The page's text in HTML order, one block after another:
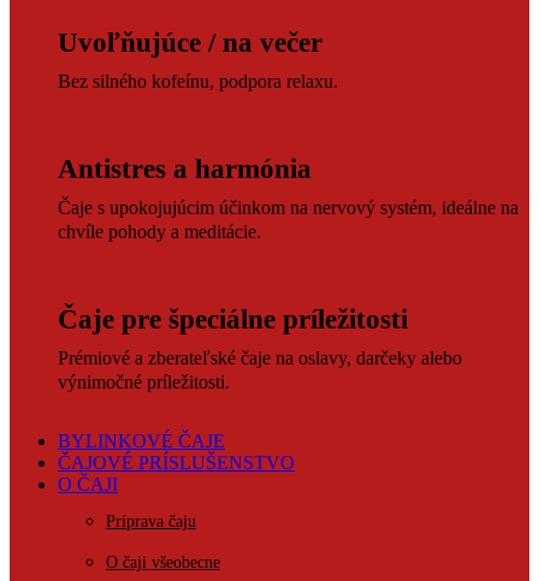
Uvoľňujúce / na večer
Bez silného kofeínu, podpora relaxu.
Antistres a harmónia
Čaje s upokojujúcim účinkom na nervový systém, ideálne na
chvíle pohody a meditácie.
Čaje pre špeciálne príležitosti
Prémiové a zberateľské čaje na oslavy, darčeky alebo
výnimočné príležitosti.
BYLINKOVÉ ČAJE
ČAJOVÉ PRÍSLUŠENSTVO
O ČAJI
Príprava čaju
O čaji všeobecne